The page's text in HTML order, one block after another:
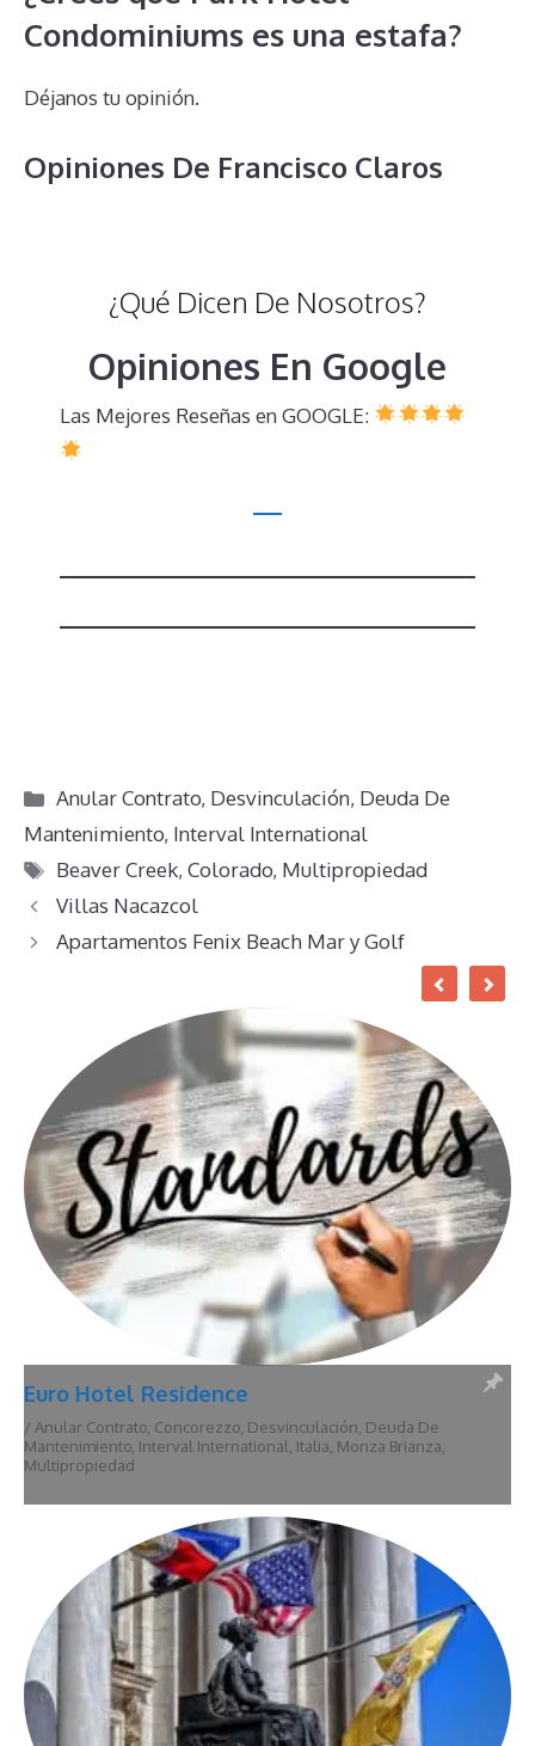
Condominiums es una estafa?
Déjanos tu opinión.
Opiniones De Francisco Claros
¿Qué Dicen De Nosotros?
Opiniones En Google
Las Mejores Reseñas en GOOGLE:
Categorías
Anular Contrato, Desvinculación, Deuda De
Mantenimiento, Interval International
Etiquetas
Beaver Creek,Colorado, Multipropiedad
Villas Nacazcol
Apartamentos Fenix Beach Mar y Golf
Euro Hotel Residence
/ Anular Contrato, Concorezzo, Desvinculación, Deuda De
Mantenimiento, Interval International, Italia, Monza Brianza,
Multipropiedad